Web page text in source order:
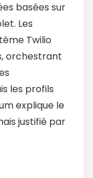
basées sur
Les
Twilio
orchestrant
les profils
explique le
justifié par